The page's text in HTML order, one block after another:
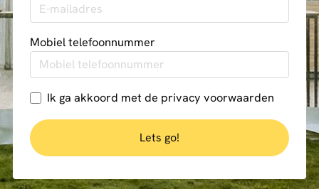
Mobiel telefoonnummer
Ik ga akkoord met de privacy voorwaarden
Lets go!